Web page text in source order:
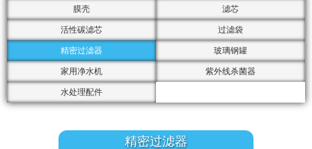
膜壳 滤芯
活性碳滤芯 过滤袋
精密过滤器 玻璃钢罐
家用净水机 紫外线杀菌器
水处理配件
精密过滤器